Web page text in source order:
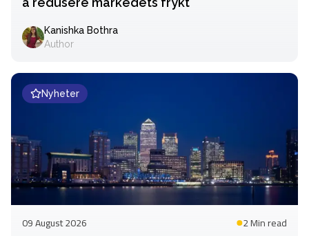
Kanishka Bothra
Author
Nyheter
09 August 2026 2 Minread